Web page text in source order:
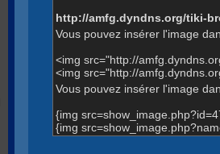
http://amfg.dyndns.org/tiki-
Vous pouvez insérer l'image
<img src="http://
<img src="http://
Vous pouvez insérer l'image
{img
{img